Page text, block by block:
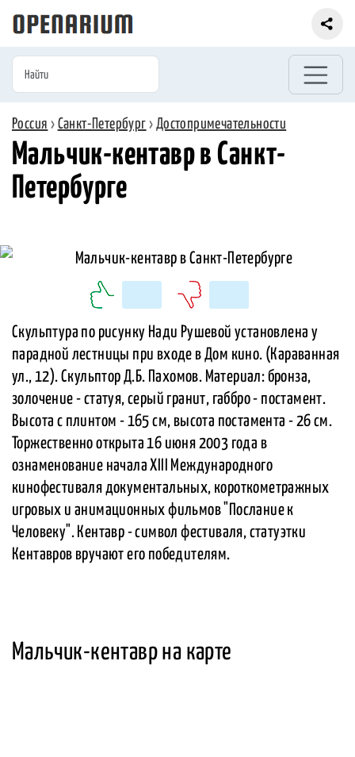
Россия › Санкт-Петербург › Достопримечательности
Мальчик-кентавр в Санкт-
Петербурге
Скульптура по рисунку Нади Рушевой установлена у
парадной лестницы при входе в Дом кино. (Караванная
ул., 12). Скульптор Д.Б. Пахомов. Материал: бронза,
золочение - статуя, серый гранит, габбро - постамент.
Высота с плинтом - 165 см, высота постамента - 26 см.
Торжественно открыта 16 июня 2003 года в
ознаменование начала XIII Международного
кинофестиваля документальных, короткометражных
игровых и анимационных фильмов "Послание к
Человеку". Кентавр - символ фестиваля, статуэтки
Кентавров вручают его победителям.
Мальчик-кентавр на карте